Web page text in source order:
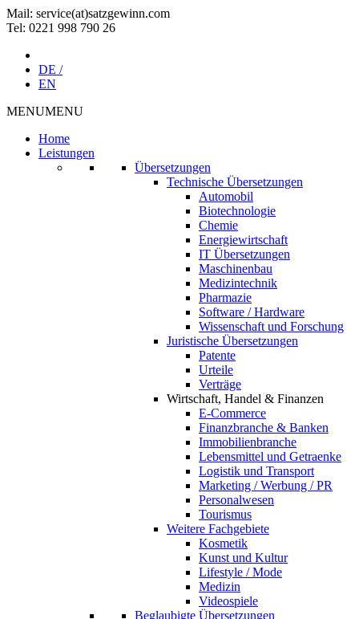
Mail: service(at)satz­gewinn.com
Tel: 0221 998 790 26
DE /
EN
MENUMENU
Home
Leistungen
Übersetzungen
Technische Übersetzungen
Automobil
Biotechnologie
Chemie
Energiewirtschaft
IT Übersetzungen
Maschinenbau
Medizintechnik
Pharmazie
Software / Hardware
Wissenschaft und Forschung
Juristische Übersetzungen
Patente
Urteile
Verträge
Wirtschaft, Handel & Finanzen
E-Commerce
Finanzbranche & Banken
Immobilienbranche
Lebensmittel und Getraenke
Logistik und Transport
Marketing / Werbung / PR
Personalwesen
Tourismus
Weitere Fachgebiete
Kosmetik
Kunst und Kultur
Lifestyle / Mode
Medizin
Videospiele
Beglaubigte Übersetzungen